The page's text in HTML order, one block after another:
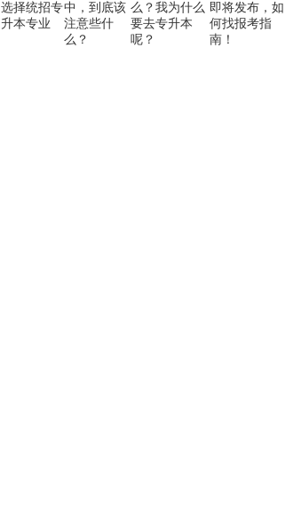
选择统招专
升本专业
中，到底该
注意些什
么？
么？我为什么
要去专升本
呢？
即将发布，如
何找报考指
南！